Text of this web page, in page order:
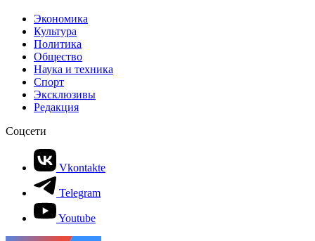
Экономика
Культура
Политика
Общество
Наука и техника
Спорт
Эксклюзивы
Редакция
Соцсети
Vkontakte
Telegram
Youtube